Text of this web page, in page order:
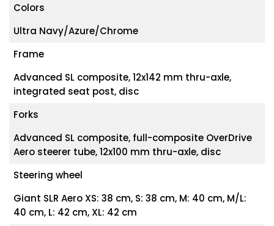
Colors
Ultra Navy/Azure/Chrome
Frame
Advanced SL composite, 12x142 mm thru-axle,
integrated seat post, disc
Forks
Advanced SL composite, full-composite OverDrive
Aero steerer tube, 12x100 mm thru-axle, disc
Steering wheel
Giant SLR Aero XS: 38 cm, S: 38 cm, M: 40 cm, M/L:
40 cm, L: 42 cm, XL: 42 cm